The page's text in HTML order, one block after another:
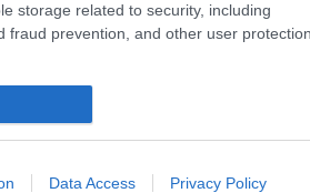
storage related to security, including
fraud prevention, and other user protection.
Data Access Privacy Policy